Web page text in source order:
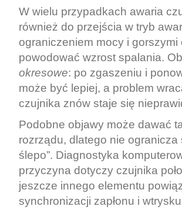
W wielu przypadkach awaria
również do przejścia w tryb
ograniczeniem mocy i
powodować wzrost spalania.
okresowe: po zgaszeniu i
może być lepiej, a problem
czujnika znów staje się
Podobne objawy może dawać
rozrządu, dlatego nie
ślepo”. Diagnostyka
przyczyna dotyczy czujnika
jeszcze innego elementu
synchronizacji zapłonu i